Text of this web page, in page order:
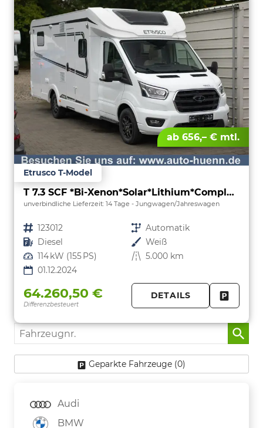
ab 656,– € mtl.
Etrusco T-Model
T 7.3 SCF *Bi-Xenon*Solar*Lithium*Complete Selection*
unverbindliche Lieferzeit: 14 Tage Jungwagen/Jahreswagen
Fahrzeugnr. 123012 Getriebe Automatik
Kraftstoff Diesel Außenfarbe Weiß
Leistung 114 kW (155 PS) Kilometerstand 5.000 km
01.12.2024
64.260,50 €
Differenzbesteuert
DETAILS
Fahrzeugnr.
Geparkte Fahrzeuge (0)
Audi
BMW